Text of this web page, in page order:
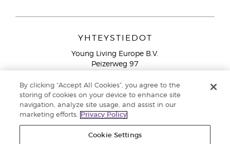
YHTEYSTIEDOT
Young Living Europe B.V.
Peizerweg 97
Netherlands
Ilmainen yhteydenotto lankanumeroista Suomesta
913 239
Email: asiakaspalvelu@youngliving.com
By clicking “Accept All Cookies”, you agree to the
storing of cookies on your device to enhance site
navigation, analyze site usage, and assist in our
marketing efforts.
Privacy Policy
Cookie Settings